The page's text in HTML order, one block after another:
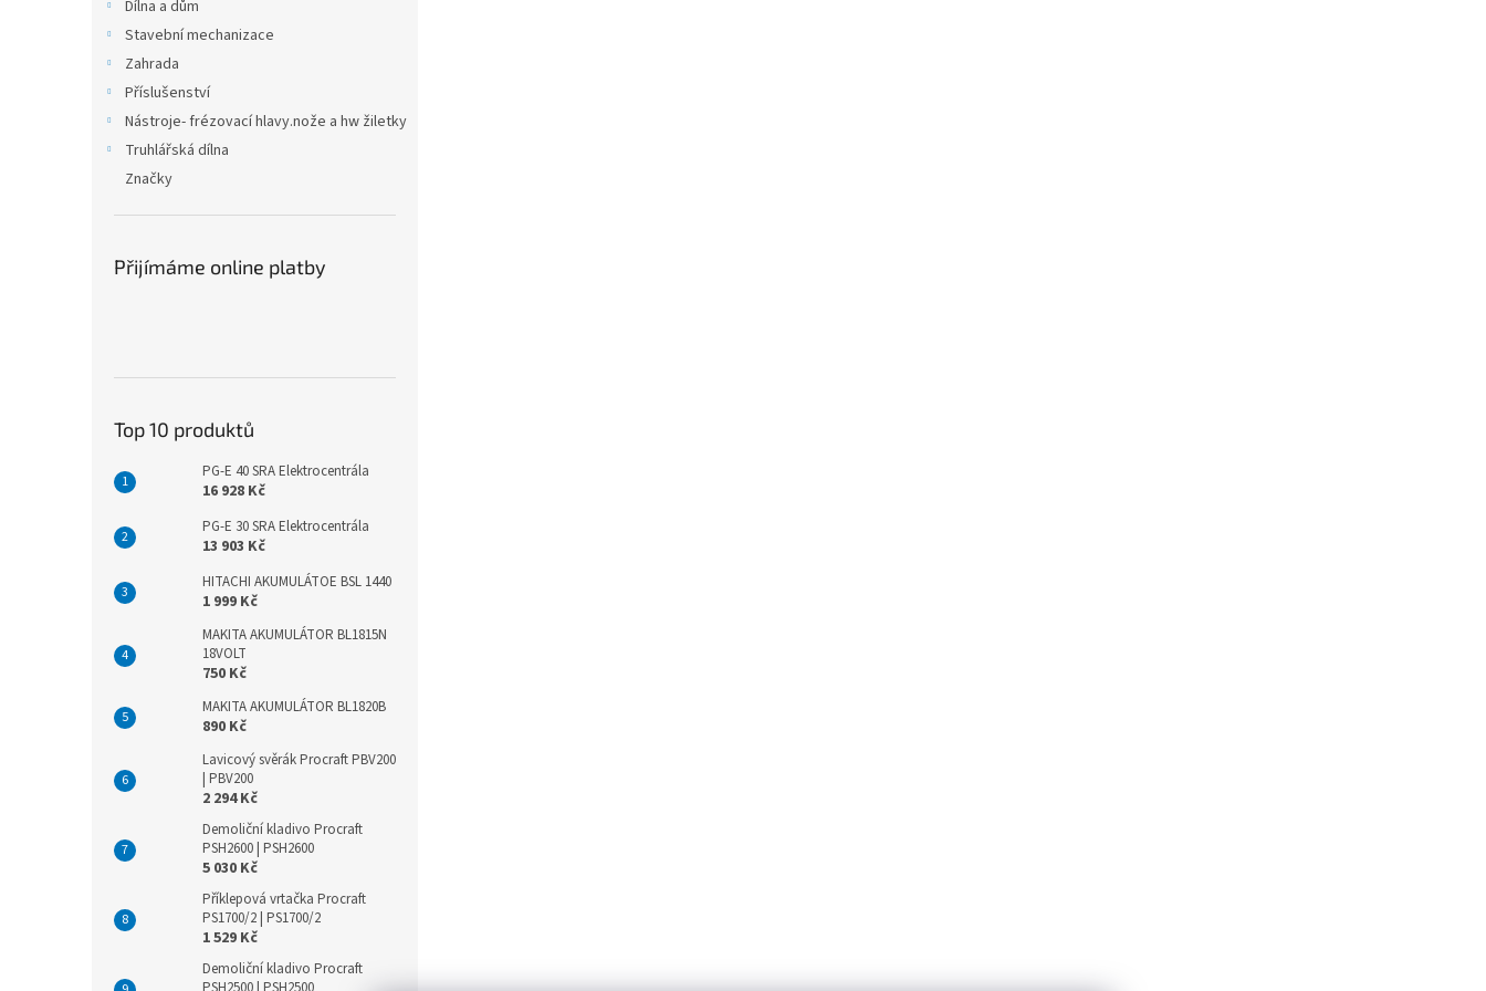
Dílna a dům
Stavební mechanizace
Zahrada
Příslušenství
Nástroje- frézovací hlavy.nože a hw žiletky
Truhlářská dílna
Značky
Přijímáme online platby
Top 10 produktů
PG-E 40 SRA Elektrocentrála
16 928 Kč
PG-E 30 SRA Elektrocentrála
13 903 Kč
HITACHI AKUMULÁTOE BSL 1440
1 999 Kč
MAKITA AKUMULÁTOR BL1815N
18VOLT
750 Kč
MAKITA AKUMULÁTOR BL1820B
890 Kč
Lavicový svěrák Procraft PBV200
| PBV200
2 294 Kč
Demoliční kladivo Procraft
PSH2600 | PSH2600
5 030 Kč
Příklepová vrtačka Procraft
PS1700/2 | PS1700/2
1 529 Kč
Demoliční kladivo Procraft